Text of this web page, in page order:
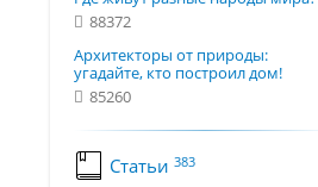
88372
Архитекторы от природы:
угадайте, кто построил дом!
85260
Статьи 383